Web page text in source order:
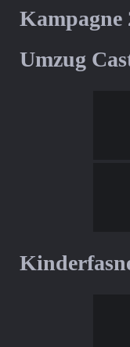
Kampagne
Umzug